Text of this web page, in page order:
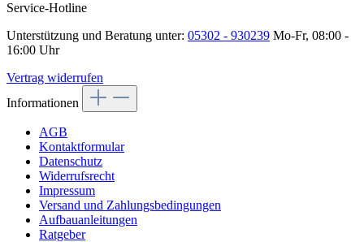
Service-Hotline
Unterstützung und Beratung unter: 05302 - 930239 Mo-Fr, 08:00 -
16:00 Uhr
Vertrag widerrufen
Informationen
AGB
Kontaktformular
Datenschutz
Widerrufsrecht
Impressum
Versand und Zahlungsbedingungen
Aufbauanleitungen
Ratgeber